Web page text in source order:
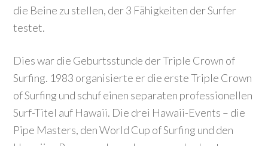
die Beine zu stellen, der 3 Fähigkeiten der Surfer
testet.
Dies war die Geburtsstunde der Triple Crown of
Surfing. 1983 organisierte er die erste Triple Crown
of Surfing und schuf einen separaten professionellen
Surf-Titel auf Hawaii. Die drei Hawaii-Events – die
Pipe Masters, den World Cup of Surfing und den